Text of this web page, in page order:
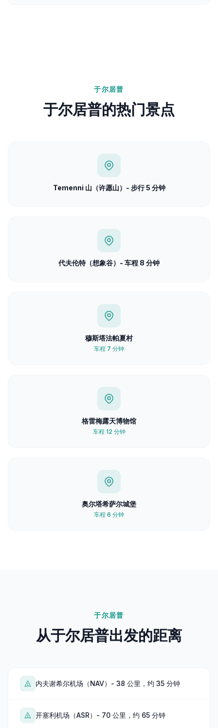
于尔居普
于尔居普的热门景点
Temenni 山（许愿山）- 步行 5 分钟
代夫伦特（想象谷）- 车程 8 分钟
穆斯塔法帕夏村
车程 7 分钟
格雷梅露天博物馆
车程 12 分钟
奥尔塔希萨尔城堡
车程 6 分钟
于尔居普
从于尔居普出发的距离
内夫谢希尔机场（NAV）- 38 公里，约 35 分钟
开塞利机场（ASR）- 70 公里，约 65 分钟